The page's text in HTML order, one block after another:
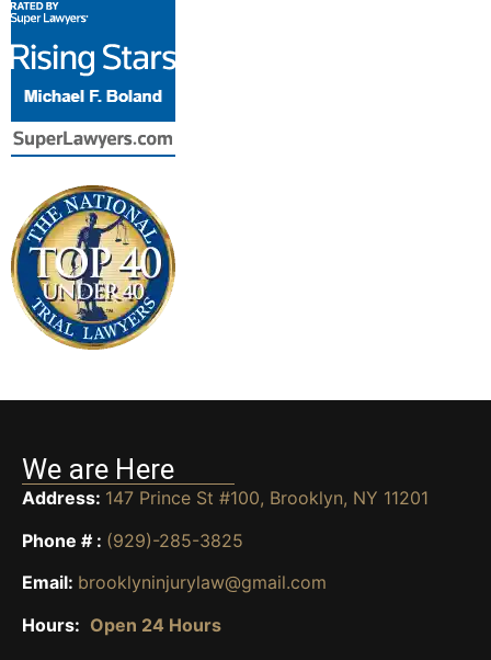
We are Here
Address: 147 Prince St #100, Brooklyn, NY 11201
Phone # : (929)-285-3825
Email: brooklyninjurylaw@gmail.com
Hours: Open 24 Hours